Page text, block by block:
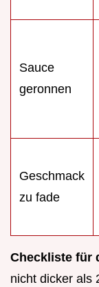
Sauce
geronnen
Geschmack
zu fade
Checkliste für
nicht dicker als